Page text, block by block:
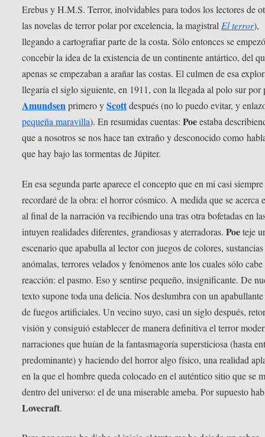
Erebus y H.M.S. Terror, inolvidables para todos los lectores de
las novelas de terror polar por excelencia, la magistral El terror),
llegando a cartografiar parte de la costa. Sólo entonces se
concebir la idea de la existencia de un continente antártico, del
apenas se empezaban a arañar las costas. El culmen de esa
llegaría el siglo siguiente, en 1911, con la llegada al polo sur por
Amundsenprimero yScottdespués (no lo puedo evitar, y
pequeña maravilla). En resumidas cuentas:Poeestaba
que a nosotros se nos hace tan extraño y desconocido como
que hay bajo las tormentas de Júpiter.
En esa segunda parte aparece el concepto que en mi casi siempre
recordaré de la obra: el horror cósmico. A medida que se acerca
al final de la narración va recibiendo una tras otra bofetadas en
intuyen realidades diferentes, grandiosas y aterradoras.Poeteje
escenario que apabulla al lector con juegos de colores, sustancias
anómalas, terrores velados y fenómenos ante los cuales sólo
reacción: el pasmo. Eso y sentirse pequeño, insignificante. De
texto supone toda una delicia. Nos deslumbra con un
de fuegos artificiales. Un vecino suyo, casi un siglo después,
visión y consiguió establecer de manera definitiva el terror
narraciones que huían de la fantasmagoría supersticiosa (hasta
predominante) y haciendo del horror algo físico, una realidad
en la que el hombre queda colocado en el auténtico sitio que se
dentro del universo: el de una miserable ameba. Por supuesto
Lovecraft.